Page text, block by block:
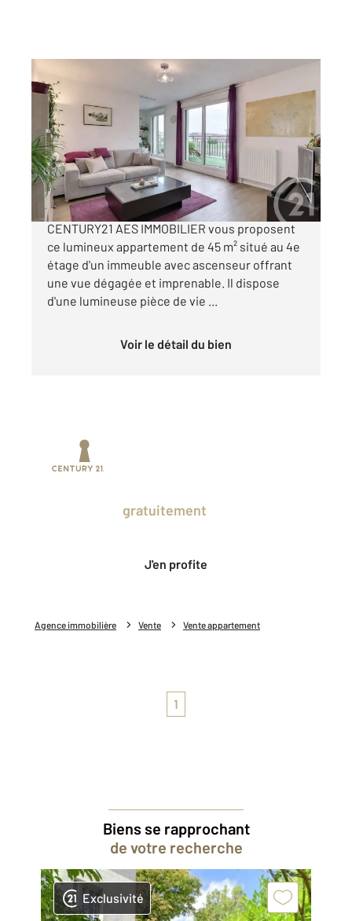
Agence immobilière Vente Vente appartement
ANTONY 92
45,06 m
, 2 pièces
Ref : 5027
Appartement F2 à vendre
315 000 €
ANTONY CROIX DE BERNY - Les agences
CENTURY21 AES IMMOBILIER vous proposent
ce lumineux appartement de 45 m² situé au 4e
étage d'un immeuble avec ascenseur offrant
une vue dégagée et imprenable. Il dispose
d'une lumineuse pièce de vie ...
Voir le détail du bien
gratuitement
J'en profite
1
Biens se rapprochant
de votre recherche
Exclusivité